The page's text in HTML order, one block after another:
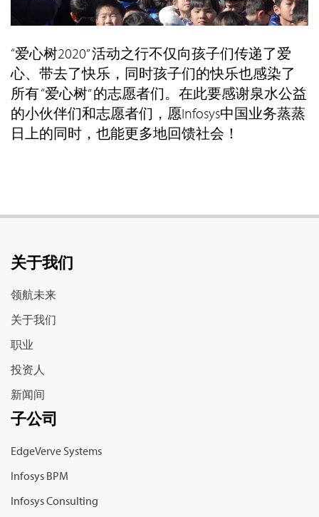
“爱心树2020” 活动之行不仅向孩子们传递了爱
心、带去了快乐，同时孩子们的快乐也感染了
所有 “爱心树” 的志愿者们。在此要感谢泉水公益
的小伙伴们和志愿者们，愿Infosys中国业务蒸蒸
日上的同时，也能更多地回馈社会！
关于我们
领航未来
关于我们
职业
投资人
新闻间
子公司
EdgeVerve Systems
Infosys BPM
Infosys Consulting